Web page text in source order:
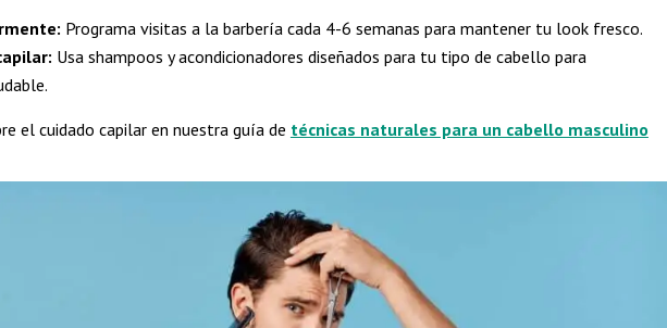
Programa visitas a la barbería cada 4-6 semanas para mantener tu look fresco.
Usa shampoos y acondicionadores diseñados para tu tipo de cabello para
el cuidado capilar en nuestra guía de técnicas naturales para un cabello masculino